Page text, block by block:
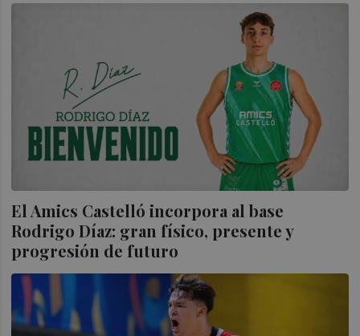
El Amics Castelló incorpora al base
Rodrigo Díaz: gran físico, presente y
progresión de futuro